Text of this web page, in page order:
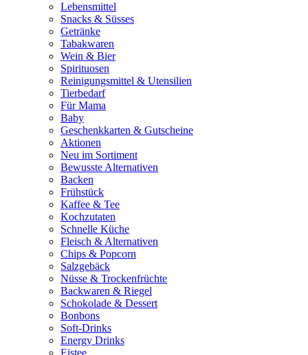
Lebensmittel
Snacks & Süsses
Getränke
Tabakwaren
Wein & Bier
Spirituosen
Reinigungsmittel & Utensilien
Tierbedarf
Für Mama
Baby
Geschenkkarten & Gutscheine
Aktionen
Neu im Sortiment
Bewusste Alternativen
Backen
Frühstück
Kaffee & Tee
Kochzutaten
Schnelle Küche
Fleisch & Alternativen
Chips & Popcorn
Salzgebäck
Nüsse & Trockenfrüchte
Backwaren & Riegel
Schokolade & Dessert
Bonbons
Soft-Drinks
Energy Drinks
Eistee